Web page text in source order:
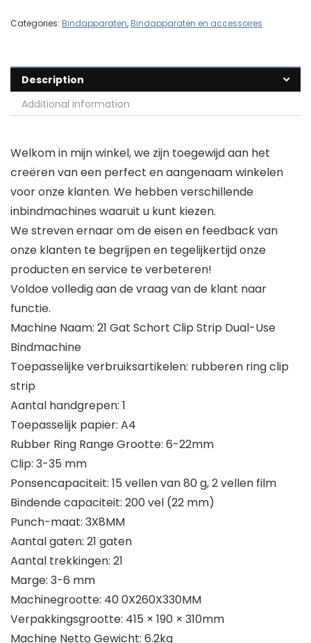
Categories: Bindapparaten,Bindapparaten en accessoires
Description
Additional information
Welkom in mijn winkel, we zijn toegewijd aan het
creëren van een perfect en aangenaam winkelen
voor onze klanten. We hebben verschillende
inbindmachines waaruit u kunt kiezen.
We streven ernaar om de eisen en feedback van
onze klanten te begrijpen en tegelijkertijd onze
producten en service te verbeteren!
Voldoe volledig aan de vraag van de klant naar
functie.
Machine Naam: 21 Gat Schort Clip Strip Dual-Use
Bindmachine
Toepasselijke verbruiksartikelen: rubberen ring clip
strip
Aantal handgrepen: 1
Toepasselijk papier: A4
Rubber Ring Range Grootte: 6-22mm
Clip: 3-35 mm
Ponsencapaciteit: 15 vellen van 80 g, 2 vellen film
Bindende capaciteit: 200 vel (22 mm)
Punch-maat: 3X8MM
Aantal gaten: 21 gaten
Aantal trekkingen: 21
Marge: 3-6 mm
Machinegrootte: 40 0X260X330MM
Verpakkingsgrootte: 415 × 190 × 310mm
Machine Netto Gewicht: 6.2kg